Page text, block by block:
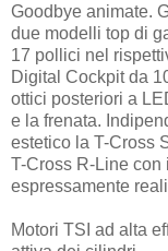
Goodbye animate.
due modelli top di
17 pollici nel
Digital Cockpit da
ottici posteriori a
e la frenata.
estetico la T-Cross
T-Cross R-Line con
espressamente
Motori TSI ad alta